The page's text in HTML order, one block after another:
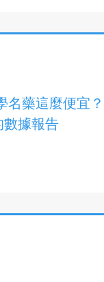
名藥這麼便宜
數據報告